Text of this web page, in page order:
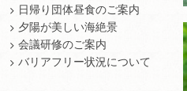
日帰り団体昼食のご案内
夕陽が美しい海絶景
会議研修のご案内
バリアフリー状況について